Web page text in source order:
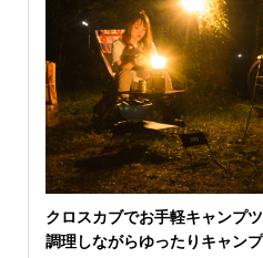
クロスカブでお手軽キャンプ
調理しながらゆったりキャン